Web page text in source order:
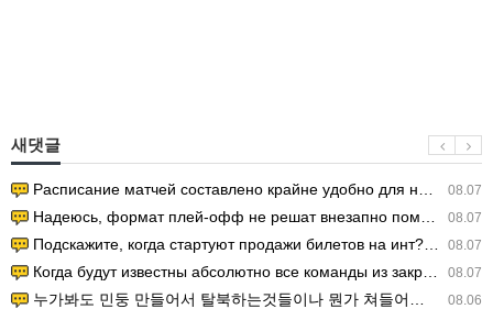
새댓글
08.07
Расписание матчей составлено крайне удобно для нашего часово…
08.07
Надеюсь, формат плей-офф не решат внезапно поменять. https:/…
08.07
Подскажите, когда стартуют продажи билетов на инт? https://g…
08.07
Когда будут известны абсолютно все команды из закрытых квали…
08.06
누가봐도 민둥 만들어서 탈북하는것들이나 뭔가 쳐들어오는 낌새를 미리 알아차리기 위함이지 저걸 전쟁준비라고 하…